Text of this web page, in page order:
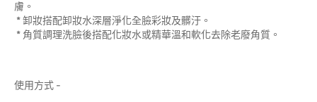
膚。
* 卸妝搭配卸妝水深層淨化全臉彩妝及髒汙。
* 角質調理洗臉後搭配化妝水或精華溫和軟化去除老廢角質。
使用方式 -